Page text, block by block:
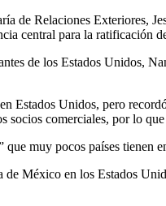
de Relaciones Exteriores,
central para la
de los Estados Unidos,
Estados Unidos, pero
socios comerciales, por lo
muy pocos países tienen
de México en los Estados